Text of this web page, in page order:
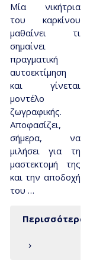
Μία νικήτρια
του καρκίνου
μαθαίνει τι
σημαίνει
πραγματική
αυτοεκτίμηση
και γίνεται
μοντέλο
ζωγραφικής.
Αποφασίζει,
σήμερα, να
μιλήσει για τη
μαστεκτομή της
και την αποδοχή
του …
Περισσότερα